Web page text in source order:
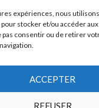
expériences, nous
stocker et/ou accéder
pas consentir ou de retirer
ACCEPTER
REFUSER